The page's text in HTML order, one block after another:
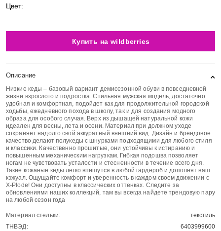
Цвет:
Купить на wildberries
Описание
Низкие кеды – базовый вариант демисезонной обуви в повседневной
жизни взрослого и подростка. Стильная мужская модель, достаточно
удобная и комфортная, подойдет как для продолжительной городской
ходьбы, ежедневного похода в школу, так и для создания модного
образа для особого случая. Верх из дышащей натуральной кожи
идеален для весны, лета и осени. Материал при должном уходе
сохраняет надолго свой аккуратный внешний вид. Дизайн и брендовое
качество делают полукеды с шнурками подходящими для любого стиля
и классики. Качественно прошитые, они устойчивы к истиранию и
повышенным механическим нагрузкам. Гибкая подошва позволяет
ногам не чувствовать усталости и стесненности в течение всего дня.
Такие кожаные кеды легко впишутся в любой гардероб и дополнят ваш
кэжуал. Ощущайте комфорт и уверенность в каждом своем движении с
X-Plode! Они доступны в классических оттенках. Следите за
обновлениями наших коллекций, там вы всегда найдете трендовую пару
на любой сезон года
Материал стельки:
текстиль
ТНВЭД:
6403999600